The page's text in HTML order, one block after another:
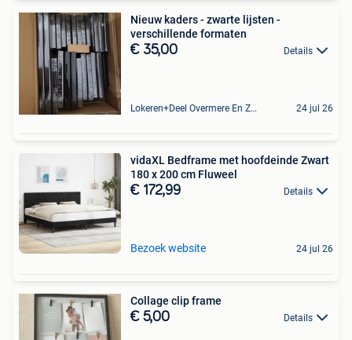
Nieuw kaders - zwarte lijsten -
verschillende formaten
€ 35,00 Details
Lokeren+Deel Overmere En Zele 24 jul 26
vidaXL Bedframe met hoofdeinde Zwart
180 x 200 cm Fluweel
€ 172,99 Details
Bezoek website 24 jul 26
Collage clip frame
€ 5,00 Details